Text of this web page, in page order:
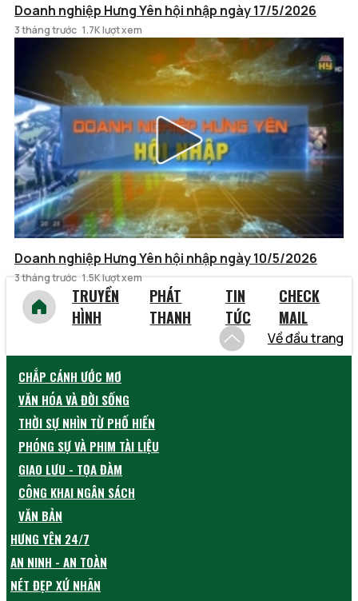
Doanh nghiệp Hưng Yên hội nhập ngày 17/5/2026
3 tháng trước 1.7K lượt xem
Doanh nghiệp Hưng Yên hội nhập ngày 10/5/2026
3 tháng trước 1.5K lượt xem
TRUYỀN
HÌNH
PHÁT
THANH
TIN
TỨC
CHECK
MAIL
Về đầu trang
CHẮP CÁNH ƯỚC MƠ
VĂN HÓA VÀ ĐỜI SỐNG
THỜI SỰ NHÌN TỪ PHỐ HIẾN
PHÓNG SỰ VÀ PHIM TÀI LIỆU
GIAO LƯU - TỌA ĐÀM
CÔNG KHAI NGÂN SÁCH
VĂN BẢN
HƯNG YÊN 24/7
AN NINH - AN TOÀN
NÉT ĐẸP XỨ NHÃN